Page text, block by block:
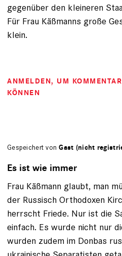
gegenüber den kleineren
Für Frau Käßmanns große
klein.
ANMELDEN, UM
KÖNNEN
Gespeichert vonGast (nicht
Es ist wie immer
Frau Käßmann glaubt, man
der Russisch Orthodoxen
herrscht Friede. Nur ist die
einfach. Es wurde nicht nur
wurden zudem im Donbas